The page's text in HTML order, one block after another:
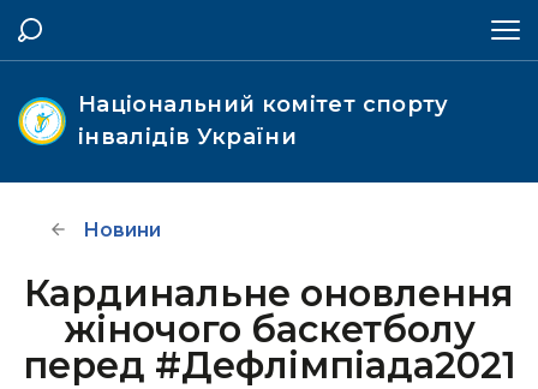
Національний комітет спорту
інвалідів України
Новини
Кардинальне оновлення
жіночого баскетболу
перед #Дефлімпіада2021